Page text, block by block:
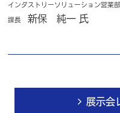
インダストリーソリューション営業部
課長新保 純一 氏
展示会